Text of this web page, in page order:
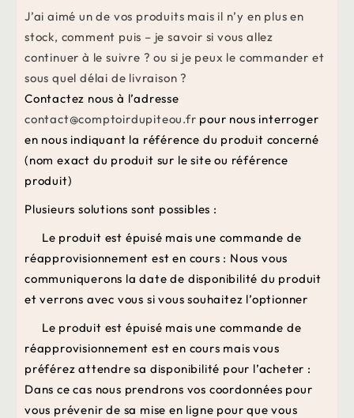
J’ai aimé un de vos produits mais il n’y en plus en
stock, comment puis – je savoir si vous allez
continuer à le suivre ? ou si je peux le commander et
sous quel délai de livraison ?
Contactez nous à l’adresse
contact@comptoirdupiteou.fr pour nous interroger
en nous indiquant la référence du produit concerné
(nom exact du produit sur le site ou référence
produit)
Plusieurs solutions sont possibles :
Le produit est épuisé mais une commande de
réapprovisionnement est en cours : Nous vous
communiquerons la date de disponibilité du produit
et verrons avec vous si vous souhaitez l’optionner
Le produit est épuisé mais une commande de
réapprovisionnement est en cours mais vous
préférez attendre sa disponibilité pour l’acheter :
Dans ce cas nous prendrons vos coordonnées pour
vous prévenir de sa mise en ligne pour que vous